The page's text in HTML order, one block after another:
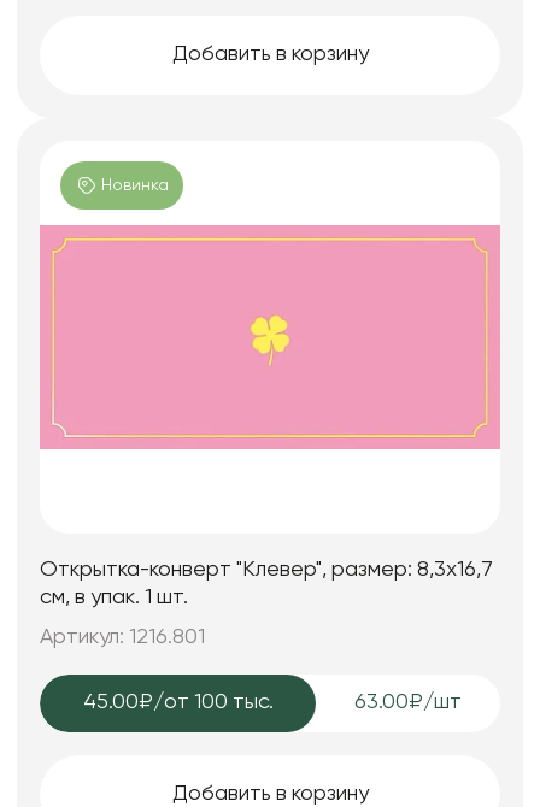
Добавить в корзину
Новинка
Открытка-конверт "Клевер", размер: 8,3х16,7
см, в упак. 1 шт.
Артикул: 1216.801
45.00₽/от 100 тыс. 63.00₽/шт
Добавить в корзину